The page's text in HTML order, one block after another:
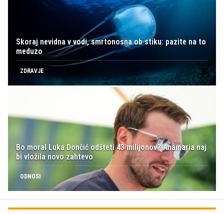
Skoraj nevidna v vodi, smrtonosna ob stiku: pazite na to
meduzo
ZDRAVJE
Bo moral Luka Dončić odšteti 43 milijonov? Anamaria naj
bi vložila novo zahtevo
ODNOSI